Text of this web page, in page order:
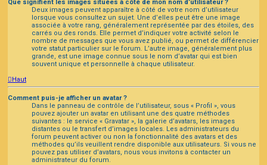
Que signifient les images situées à côté de mon nom d’utilisateur ?
Deux images peuvent apparaître à côté de votre nom d’utilisateur
lorsque vous consultez un sujet. Une d’elles peut être une image
associée à votre rang, généralement représentée par des étoiles, des
carrés ou des ronds. Elle permet d’indiquer votre activité selon le
nombre de messages que vous avez publié, ou permet de différencier
votre statut particulier sur le forum. L’autre image, généralement plus
grande, est une image connue sous le nom d’avatar qui est bien
souvent unique et personnelle à chaque utilisateur.
Haut
Comment puis-je afficher un avatar ?
Dans le panneau de contrôle de l’utilisateur, sous « Profil », vous
pouvez ajouter un avatar en utilisant une des quatre méthodes
suivantes : le service « Gravatar », la galerie d’avatars, les images
distantes ou le transfert d’images locales. Les administrateurs du
forum peuvent activer ou non la fonctionnalité des avatars et des
méthodes qu’ils veuillent rendre disponible aux utilisateurs. Si vous ne
pouvez pas utiliser d’avatars, nous vous invitons à contacter un
administrateur du forum.